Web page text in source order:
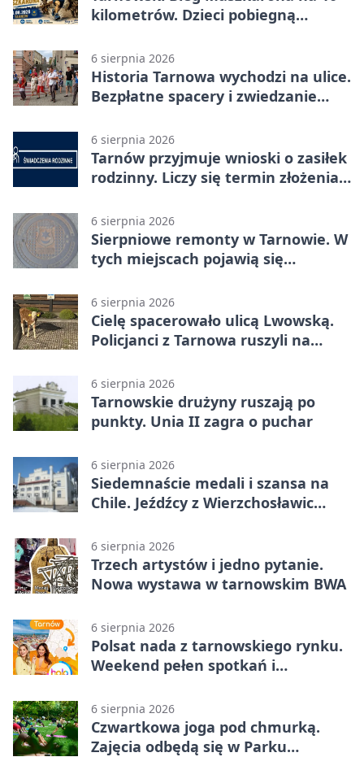
kilometrów. Dzieci pobiegną
6 sierpnia 2026
Historia Tarnowa wychodzi na ulice.
Bezpłatne spacery i zwiedzanie
6 sierpnia 2026
Tarnów przyjmuje wnioski o zasiłek
rodzinny. Liczy się termin złożenia
6 sierpnia 2026
Sierpniowe remonty w Tarnowie. W
tych miejscach pojawią się
6 sierpnia 2026
Cielę spacerowało ulicą Lwowską.
Policjanci z Tarnowa ruszyli na
6 sierpnia 2026
Tarnowskie drużyny ruszają po
punkty. Unia II zagra o puchar
6 sierpnia 2026
Siedemnaście medali i szansa na
Chile. Jeźdźcy z Wierzchosławic
6 sierpnia 2026
Trzech artystów i jedno pytanie.
Nowa wystawa w tarnowskim BWA
6 sierpnia 2026
Polsat nada z tarnowskiego rynku.
Weekend pełen spotkań i
6 sierpnia 2026
Czwartkowa joga pod chmurką.
Zajęcia odbędą się w Parku